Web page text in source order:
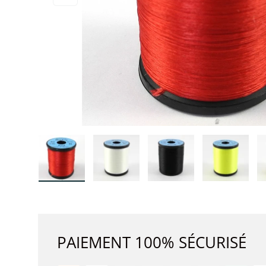
PAIEMENT 100% SÉCURISÉ